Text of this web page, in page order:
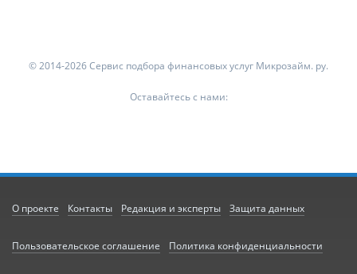
© 2014-2026 Сервис подбора финансовых услуг Микрозайм. ру.
Оставайтесь с нами:
О проекте Контакты Редакция и эксперты Защита данных
Пользовательское соглашение Политика конфиденциальности